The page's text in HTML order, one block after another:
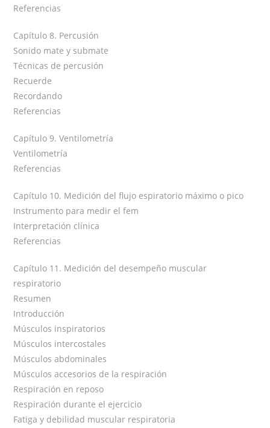
Referencias
Capítulo 8. Percusión
Sonido mate y submate
Técnicas de percusión
Recuerde
Recordando
Referencias
Capítulo 9. Ventilometría
Ventilometría
Referencias
Capítulo 10. Medición del flujo espiratorio máximo o pico
Instrumento para medir el fem
Interpretación clínica
Referencias
Capítulo 11. Medición del desempeño muscular
respiratorio
Resumen
Introducción
Músculos inspiratorios
Músculos intercostales
Músculos abdominales
Músculos accesorios de la respiración
Respiración en reposo
Respiración durante el ejercicio
Fatiga y debilidad muscular respiratoria